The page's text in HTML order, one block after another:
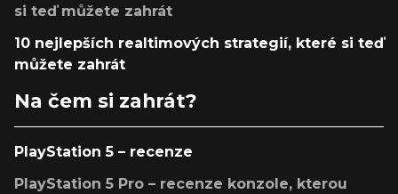
si teď můžete zahrát
10 nejlepších realtimových strategií, které si teď
můžete zahrát
Na čem si zahrát?
PlayStation 5 – recenze
PlayStation 5 Pro – recenze konzole, kterou